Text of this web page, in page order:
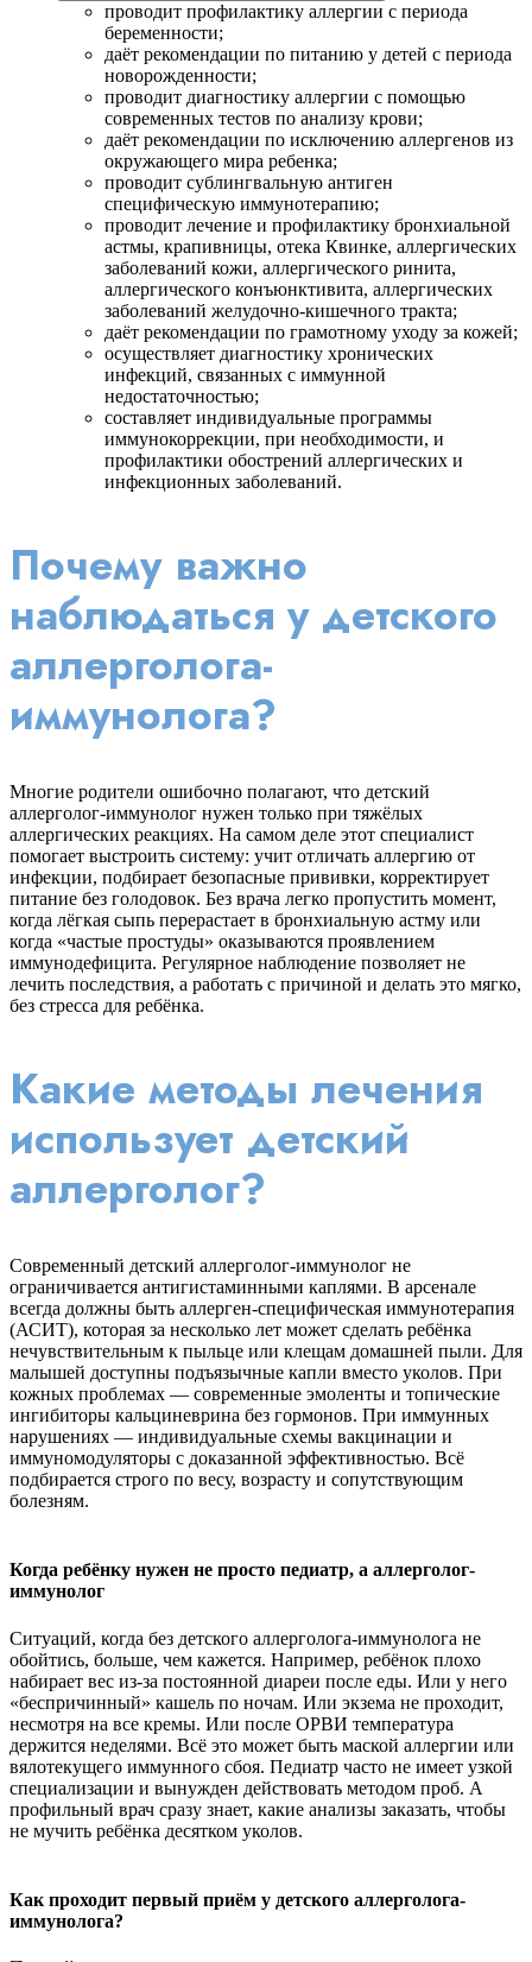
проводит профилактику аллергии с периода
беременности;
даёт рекомендации по питанию у детей с периода
новорожденности;
проводит диагностику аллергии с помощью
современных тестов по анализу крови;
даёт рекомендации по исключению аллергенов из
окружающего мира ребенка;
проводит сублингвальную антиген
специфическую иммунотерапию;
проводит лечение и профилактику бронхиальной
астмы, крапивницы, отека Квинке, аллергических
заболеваний кожи, аллергического ринита,
аллергического конъюнктивита, аллергических
заболеваний желудочно-кишечного тракта;
даёт рекомендации по грамотному уходу за кожей;
осуществляет диагностику хронических
инфекций, связанных с иммунной
недостаточностью;
составляет индивидуальные программы
иммунокоррекции, при необходимости, и
профилактики обострений аллергических и
инфекционных заболеваний.
Почему важно
наблюдаться у детского
аллерголога-
иммунолога?
Многие родители ошибочно полагают, что детский
аллерголог-иммунолог нужен только при тяжёлых
аллергических реакциях. На самом деле этот специалист
помогает выстроить систему: учит отличать аллергию от
инфекции, подбирает безопасные прививки, корректирует
питание без голодовок. Без врача легко пропустить момент,
когда лёгкая сыпь перерастает в бронхиальную астму или
когда «частые простуды» оказываются проявлением
иммунодефицита. Регулярное наблюдение позволяет не
лечить последствия, а работать с причиной и делать это мягко,
без стресса для ребёнка.
Какие методы лечения
использует детский
аллерголог?
Современный детский аллерголог-иммунолог не
ограничивается антигистаминными каплями. В арсенале
всегда должны быть аллерген-специфическая иммунотерапия
(АСИТ), которая за несколько лет может сделать ребёнка
нечувствительным к пыльце или клещам домашней пыли. Для
малышей доступны подъязычные капли вместо уколов. При
кожных проблемах — современные эмоленты и топические
ингибиторы кальциневрина без гормонов. При иммунных
нарушениях — индивидуальные схемы вакцинации и
иммуномодуляторы с доказанной эффективностью. Всё
подбирается строго по весу, возрасту и сопутствующим
болезням.
Когда ребёнку нужен не просто педиатр, а аллерголог-
иммунолог
Ситуаций, когда без детского аллерголога-иммунолога не
обойтись, больше, чем кажется. Например, ребёнок плохо
набирает вес из-за постоянной диареи после еды. Или у него
«беспричинный» кашель по ночам. Или экзема не проходит,
несмотря на все кремы. Или после ОРВИ температура
держится неделями. Всё это может быть маской аллергии или
вялотекущего иммунного сбоя. Педиатр часто не имеет узкой
специализации и вынужден действовать методом проб. А
профильный врач сразу знает, какие анализы заказать, чтобы
не мучить ребёнка десятком уколов.
Как проходит первый приём у детского аллерголога-
иммунолога?